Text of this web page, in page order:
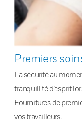
Premiers
La sécurité au
tranquillité d’esprit
Fournitures de
vos travailleurs.